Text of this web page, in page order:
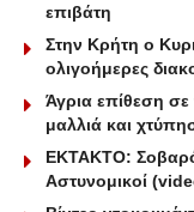
επιβάτη
Στην Κρήτη ο
ολιγοήμερες
Άγρια επίθεση
μαλλιά και
ΕΚΤΑΚΤΟ: Σοβαρό
Αστυνομικοί